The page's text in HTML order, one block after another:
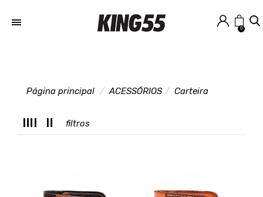
0
Página principal ACESSÓRIOS Carteira
filtros